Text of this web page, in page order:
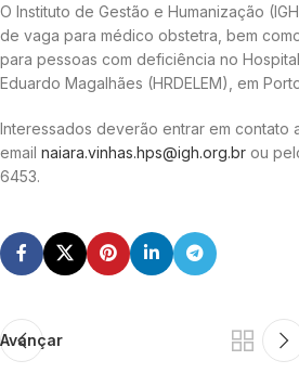
O Instituto de Gestão e Humanização
de vaga para médico obstetra, bem
para pessoas com deficiência no
Eduardo Magalhães (HRDELEM), em
Interessados deverão entrar em contato
email naiara.vinhas.hps@igh.org.br ou
6453.
Avançar